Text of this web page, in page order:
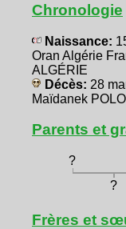
Chronologie
Naissance:
Oran Algérie
ALGÉRIE
Décès: 28
Maïdanek
Parents et
?
?
Frères et